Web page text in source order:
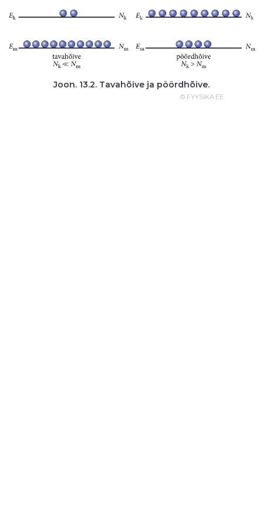
Joon. 13.2. Tavahõive ja pöördhõive.
© FYYSIKA.EE